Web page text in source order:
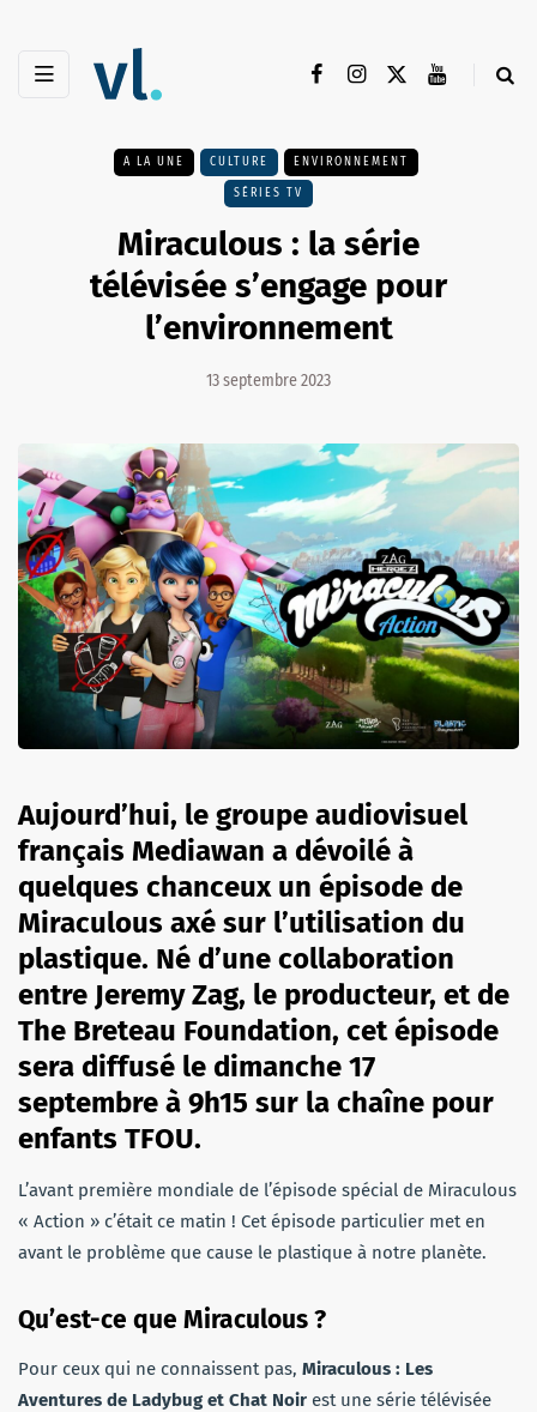
A LA UNE CULTURE ENVIRONNEMENT
SÉRIES TV
Miraculous : la série
télévisée s’engage pour
l’environnement
13 septembre 2023
Aujourd’hui, le groupe audiovisuel
français Mediawan a dévoilé à
quelques chanceux un épisode de
Miraculous axé sur l’utilisation du
plastique. Né d’une collaboration
entre Jeremy Zag, le producteur, et de
The Breteau Foundation, cet épisode
sera diffusé le dimanche 17
septembre à 9h15 sur la chaîne pour
enfants TFOU.
L’avant première mondiale de l’épisode spécial de Miraculous
« Action » c’était ce matin ! Cet épisode particulier met en
avant le problème que cause le plastique à notre planète.
Qu’est-ce que Miraculous ?
Pour ceux qui ne connaissent pas, Miraculous : Les
Aventures de Ladybug et Chat Noir est une série télévisée